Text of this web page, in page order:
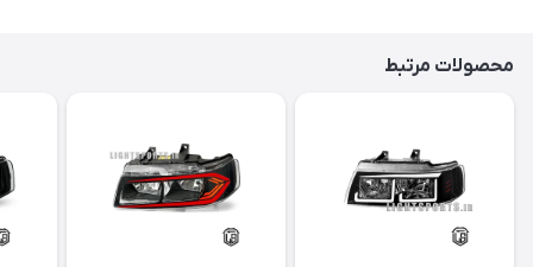
محصولات مرتبط